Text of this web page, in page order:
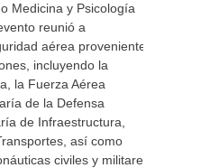
Medicina y Psicología
reunió a
aérea provenientes
incluyendo la
la Fuerza Aérea
de la Defensa
de Infraestructura,
así como
civiles y militares